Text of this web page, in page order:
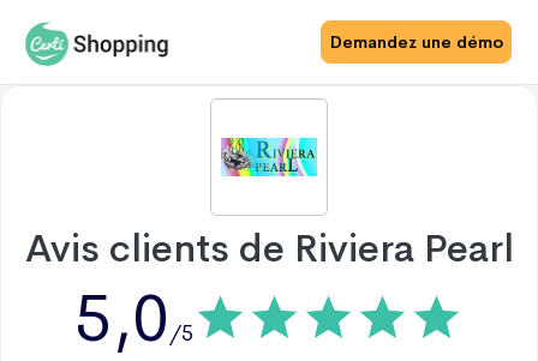
Demandez une démo
Avis clients de Riviera Pearl
5,0 /5